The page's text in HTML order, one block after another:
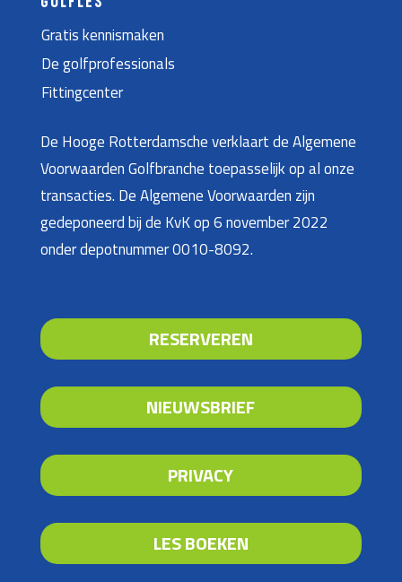
Gratis kennismaken
De golfprofessionals
Fittingcenter
De Hooge Rotterdamsche verklaart de Algemene
Voorwaarden Golfbranche toepasselijk op al onze
transacties. De Algemene Voorwaarden zijn
gedeponeerd bij de KvK op 6 november 2022
onder depotnummer 0010-8092.
RESERVEREN
NIEUWSBRIEF
PRIVACY
LES BOEKEN